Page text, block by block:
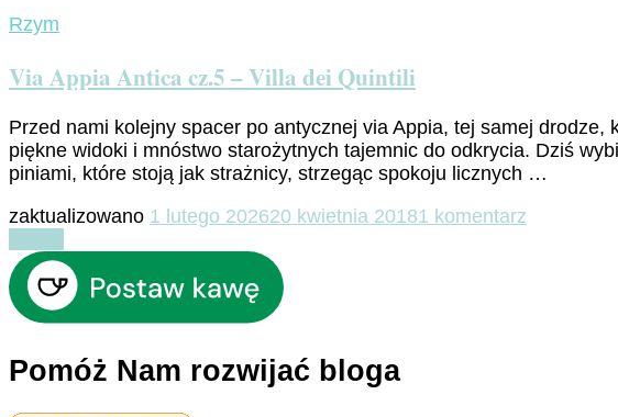
Rzym
Via Appia Antica cz.5 – Villa dei Quintili
Przed nami kolejny spacer po antycznej via Appia, tej samej drodze,
piękne widoki i mnóstwo starożytnych tajemnic do odkrycia. Dziś
piniami, które stoją jak strażnicy, strzegąc spokoju licznych …
zaktualizowano 1 lutego 202620 kwietnia 20181 komentarz
Pomóż Nam rozwijać bloga